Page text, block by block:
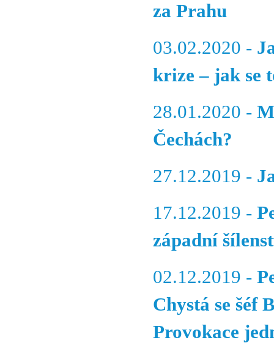
za Prahu
03.02.2020 -
krize – jak se
28.01.2020 -
Čechách?
27.12.2019 -
17.12.2019 -
západní
02.12.2019 -
Chystá se šéf
Provokace